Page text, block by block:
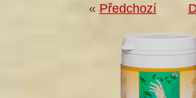
« Předchozí